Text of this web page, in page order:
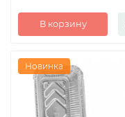
В корзину
Новинка